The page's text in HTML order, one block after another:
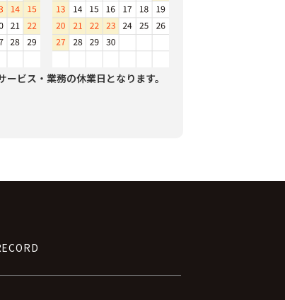
ービス・業務の休業日となります。